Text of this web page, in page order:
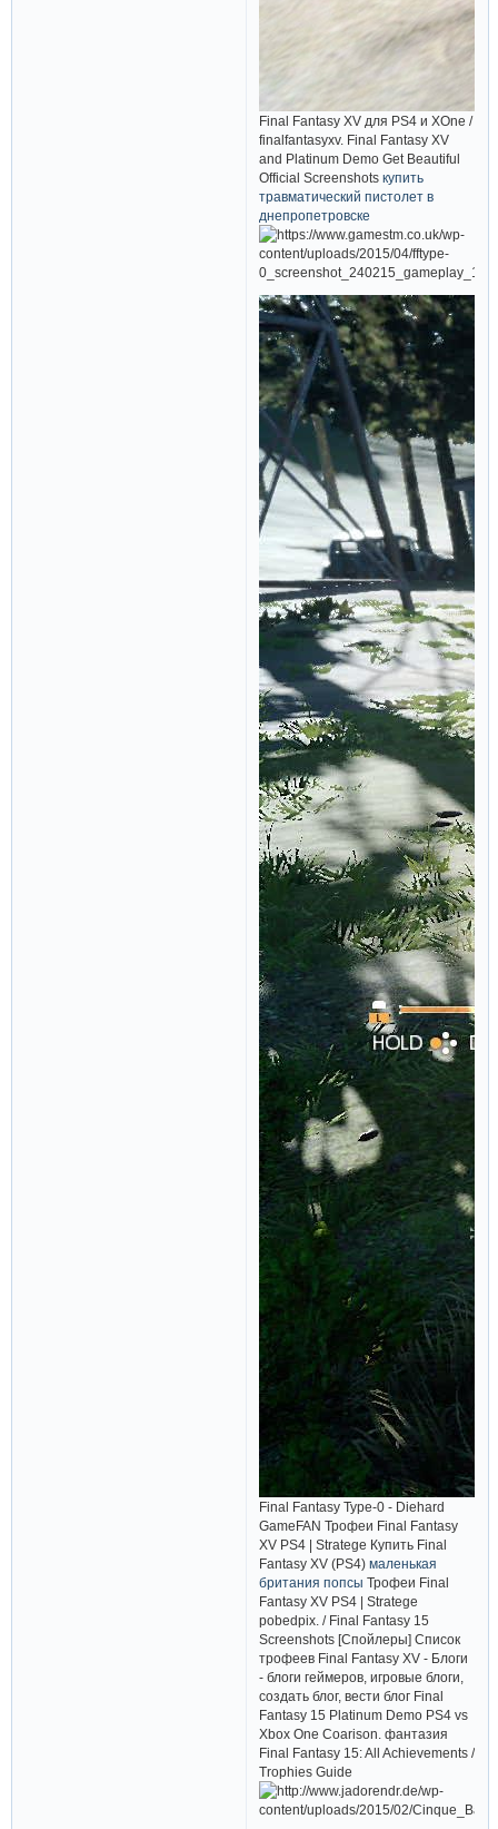
Final Fantasy XV для PS4 и XOne /
finalfantasyxv. Final Fantasy XV
and Platinum Demo Get Beautiful
Official Screenshotsкупить
травматический пистолет в
днепропетровске
Final Fantasy Type-0 - Diehard
GameFAN Трофеи Final Fantasy
XV PS4 | Stratege Купить Final
Fantasy XV (PS4)маленькая
британия попсы Трофеи Final
Fantasy XV PS4 | Stratege
pobedpix. / Final Fantasy 15
Screenshots [Спойлеры] Список
трофеев Final Fantasy XV - Блоги
- блоги геймеров, игровые блоги,
создать блог, вести блог Final
Fantasy 15 Platinum Demo PS4 vs
Xbox One Coarison. фантазия
Final Fantasy 15: All Achievements /
Trophies Guide